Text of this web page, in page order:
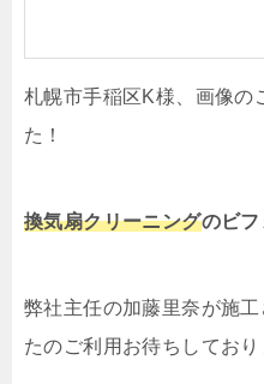
札幌市手稲区K様、画像の
た！
換気扇クリーニングのビ
弊社主任の加藤里奈が施
たのご利用お待ちしており